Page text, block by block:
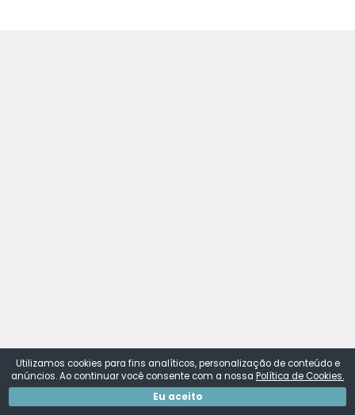
Utilizamos cookies para fins analíticos, personalização de conteúdo e
anúncios. Ao continuar você consente com a nossa Política de Cookies.
Eu aceito